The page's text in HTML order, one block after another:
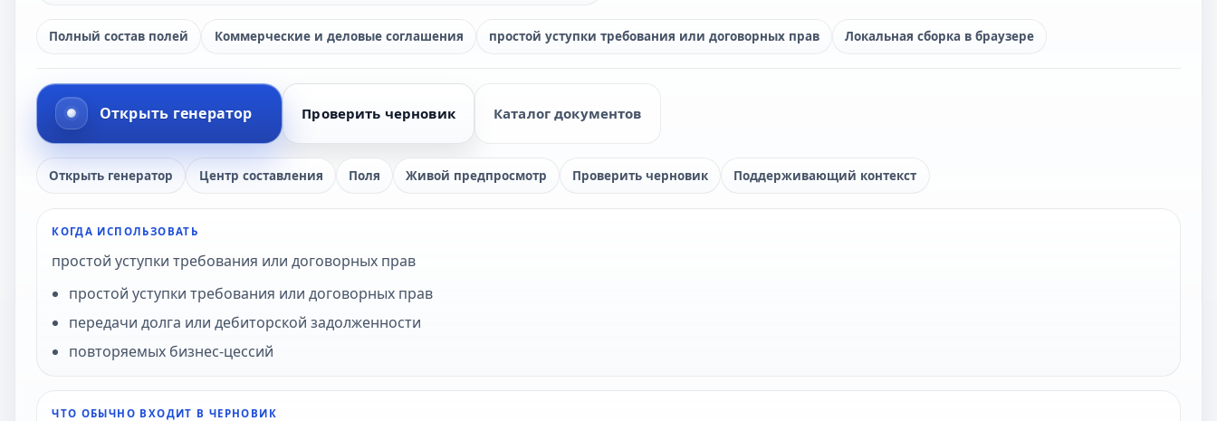
Полный состав полей Коммерческие и деловые соглашения простой уступки требования или договорных прав Локальная сборка в браузере
Открыть генератор Проверить черновик Каталог документов
Открыть генератор Центр составления Поля Живой предпросмотр Проверить черновик Поддерживающий контекст
КОГДА ИСПОЛЬЗОВАТЬ
простой уступки требования или договорных прав
простой уступки требования или договорных прав
передачи долга или дебиторской задолженности
повторяемых бизнес-цессий
ЧТО ОБЫЧНО ВХОДИТ В ЧЕРНОВИК